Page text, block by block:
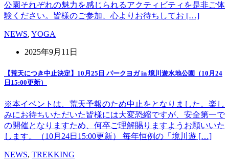
公園それぞれの魅力を感じられるアクティビティを是非ご体
験ください。皆様のご参加、心よりお待ちしてお […]
NEWS, YOGA
2025年9月11日
【荒天につき中止決定】10月25日 パークヨガ in 境川遊水地公園（10月24
日15:00更新）
※本イベントは、荒天予報のため中止をとなりました。楽し
みにお待ちいただいた皆様には大変恐縮ですが、安全第一で
の開催となりますため、何卒ご理解賜りますようお願いいた
します。（10月24日15:00更新） 毎年恒例の「境川遊 […]
NEWS, TREKKING